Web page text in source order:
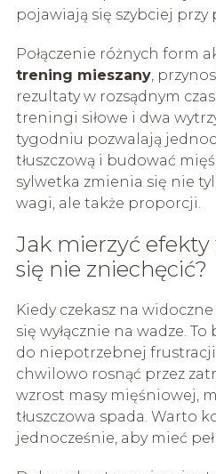
pojawiają się szybciej przy
Połączenie różnych form
trening mieszany,
rezultaty w rozsądnym
treningi siłowe i dwa
tygodniu pozwalają
tłuszczową i budować
sylwetka zmienia się nie
wagi, ale także proporcji.
Jak mierzyć
się nie zniechęcić?
Kiedy czekasz na
się wyłącznie na wadze.
do niepotrzebnej frustracji.
chwilowo rosnąć przez
wzrost masy mięśniowej,
tłuszczowa spada. Warto
jednocześnie, aby mieć